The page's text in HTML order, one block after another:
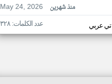
May 24, 2026
منذ شهرين
تي عربي عدد الكلمات: ٣٢٨